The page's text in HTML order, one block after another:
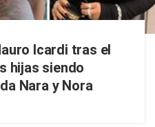
Icardi tras el
hijas siendo
Nara y Nora